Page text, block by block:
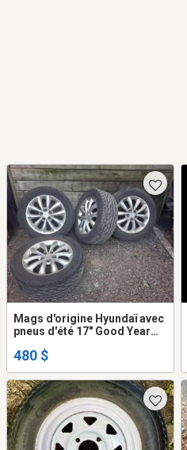
Mags d'origine Hyundaï avec
pneus d'été 17" Good Year
480 $